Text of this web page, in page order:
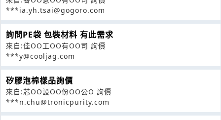
***ia.yh.tsai@gogoro.com
詢問PE袋 包裝材料 有此需求
來自:佳OO工OO有OO司 詢價
***y@cooljag.com
矽膠泡棉樣品詢價
來自:芯OO設OO份OO公O 詢價
***n.chu@tronicpurity.com